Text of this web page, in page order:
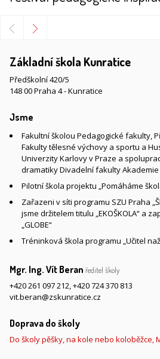
Základní škola Kunratice
Předškolní 420/5
148 00 Praha 4 - Kunratice
Jsme
Fakultní školou Pedagogické fakulty,
Fakulty tělesné výchovy a sportu a
Univerzity Karlovy v Praze a
dramatiky Divadelní fakulty
Pilotní škola projektu „Pomáháme
Zařazeni v síti programu SZU Praha
jsme držitelem titulu „EKOŠKOLA“ a
„GLOBE“
Tréninková škola programu „Učitel
Mgr. Ing. Vít Beran ředitel školy
+420 261 097 212,+420 724 370 813
vit.beran@zskunratice.cz
Doprava do školy
Do školy pěšky, na kole nebo koloběžce,